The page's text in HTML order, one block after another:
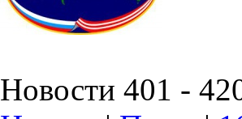
Новости 401 -